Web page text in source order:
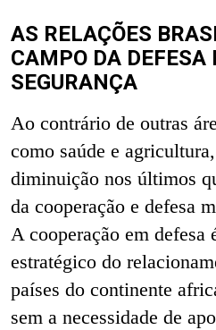
AS RELAÇÕES
CAMPO DA DEFESA
SEGURANÇA
Ao contrário de outras
como saúde e
diminuição nos últimos
da cooperação e defesa
A cooperação em defesa
estratégico do
países do continente
sem a necessidade de